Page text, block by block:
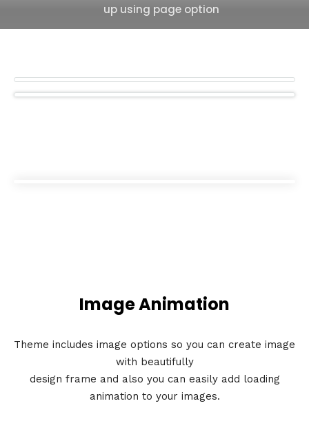
up using page option
Image Animation
Theme includes image options so you can create image
with beautifully
design frame and also you can easily add loading
animation to your images.